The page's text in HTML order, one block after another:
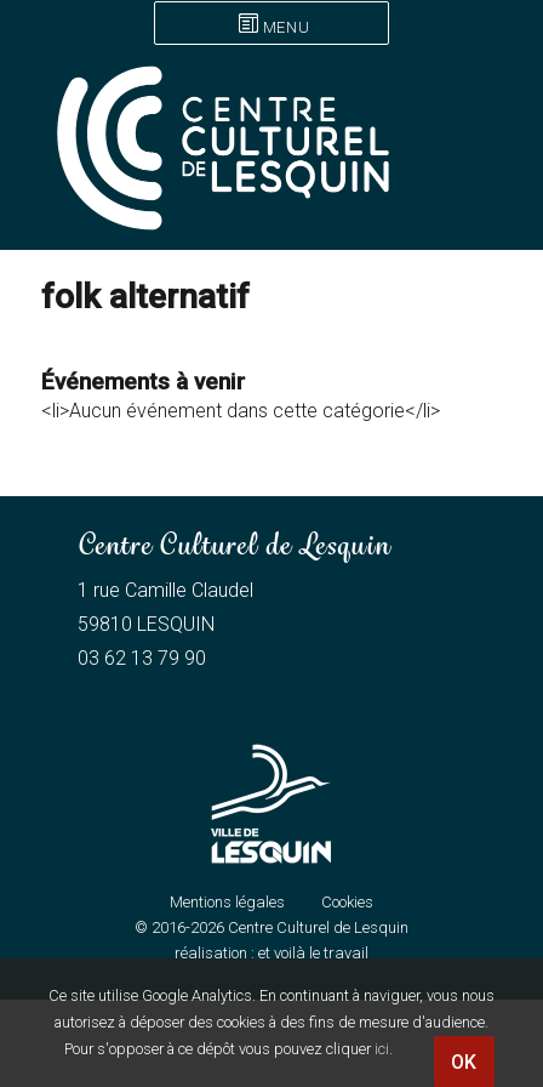
Ce site utilise Google Analytics. En continuant à naviguer, vous nous
autorisez à déposer des cookies à des fins de mesure d'audience.
Pour s'opposer à ce dépôt vous pouvez cliquer ici.
MENU
folk alternatif
Événements à venir
<li>Aucun événement dans cette catégorie</li>
Centre Culturel de Lesquin
1 rue Camille Claudel
59810 LESQUIN
03 62 13 79 90
Mentions légales
Cookies
© 2016-2026 Centre Culturel de Lesquin
réalisation : et voilà le travail